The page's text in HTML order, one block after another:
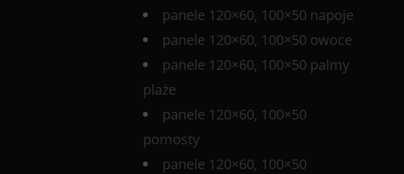
panele 120×60, 100×50 napoje
panele 120×60, 100×50 owoce
panele 120×60, 100×50 palmy
plaże
panele 120×60, 100×50
pomosty
panele 120×60, 100×50